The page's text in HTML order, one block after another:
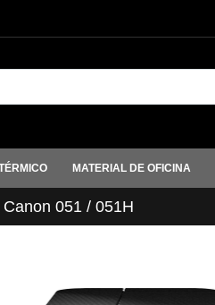
MATERIAL DE OFICINA
051 / 051H